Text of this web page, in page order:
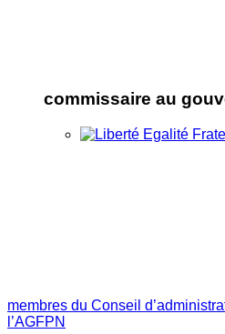
commissaire au
membres du Conseil
l’AGFPN